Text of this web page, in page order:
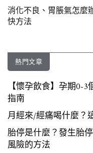
消化不良、胃脹氣怎麼
快方法
熱門文章
【懷孕飲食】孕期0-
指南
月經來/經痛喝什麼？
胎停是什麼？發生胎
風險的方法